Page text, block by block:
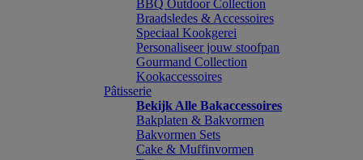
BBQ Outdoor Collection
Braadsledes & Accessoires
Speciaal Kookgerei
Personaliseer jouw stoofpan
Gourmand Collection
Kookaccessoires
Pâtisserie
Bekijk Alle Bakaccessoires
Bakplaten & Bakvormen
Bakvormen Sets
Cake & Muffinvormen